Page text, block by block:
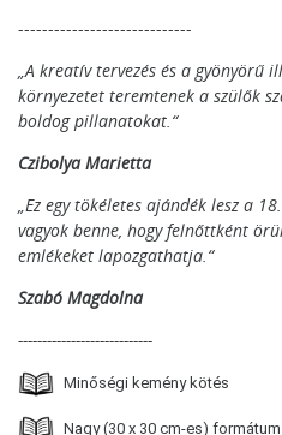
-----------------------------
„A kreatív tervezés és a gyönyörű
környezetet teremtenek a szülők
boldog pillanatokat.“
Czibolya Marietta
„Ez egy tökéletes ajándék lesz a
vagyok benne, hogy felnőttként
emlékeket lapozgathatja.“
Szabó Magdolna
----------------------------
Minőségi kemény kötés
Nagy (30 x 30 cm-es) formátum